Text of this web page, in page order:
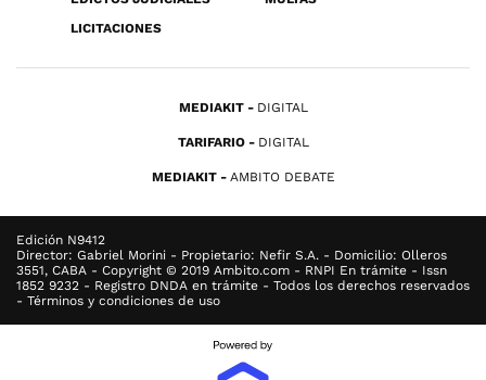
LICITACIONES
MEDIAKIT DIGITAL
TARIFARIO DIGITAL
MEDIAKIT AMBITO DEBATE
Edición N9412
Director: Gabriel Morini - Propietario: Nefir S.A. - Domicilio: Olleros
3551, CABA - Copyright © 2019 Ambito.com - RNPI En trámite - Issn
1852 9232 - Registro DNDA en trámite - Todos los derechos reservados
- Términos y condiciones de uso